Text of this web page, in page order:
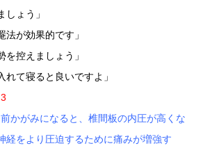
しょう」
法が効果的です」
を控えましょう」
れて寝ると良いですよ」
がみになると、椎間板の内圧が高くな
経をより圧迫するために痛みが増強す